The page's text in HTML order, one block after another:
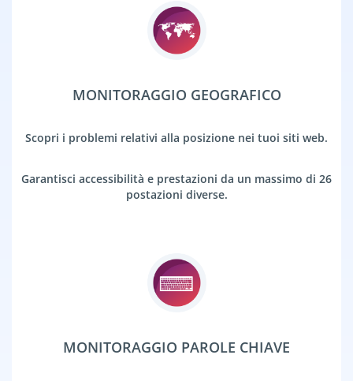
MONITORAGGIO GEOGRAFICO
Scopri i problemi relativi alla posizione nei tuoi siti web.
Garantisci accessibilità e prestazioni da un massimo di 26
postazioni diverse.
MONITORAGGIO PAROLE CHIAVE